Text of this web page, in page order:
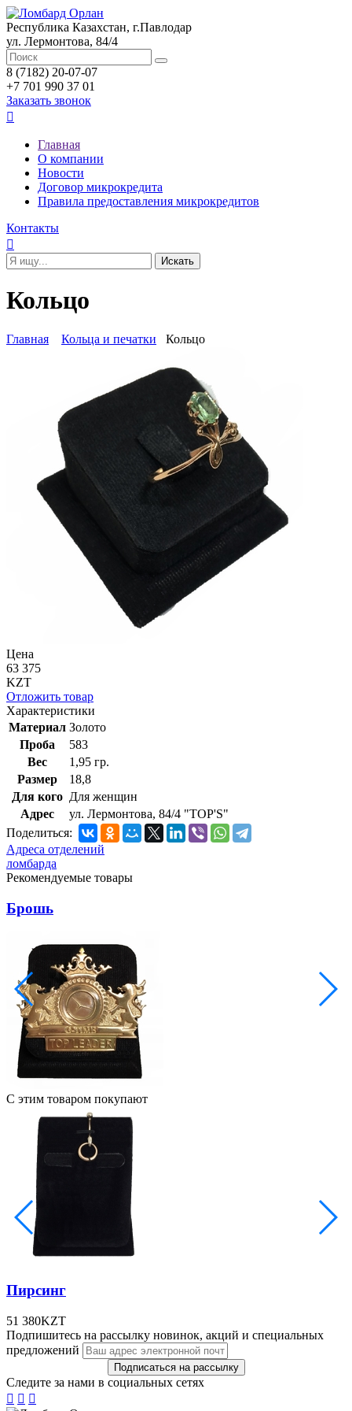
Республика Казахстан, г.Павлодар
ул. Лермонтова, 84/4
8 (7182) 20-07-07
+7 701 990 37 01
Заказать звонок

Главная
О компании
Новости
Договор микрокредита
Правила предоставления микрокредитов
Контакты

Кольцо
Главная Кольца и печатки Кольцо
Цена
63 375
KZT
Отложить товар
Характеристики
Материал Золото
Проба
583
Вес
1,95 гр.
Размер
18,8
Для кого Для женщин
Адрес
ул. Лермонтова, 84/4 "TOP'S"
Поделиться:
Адреса отделений
ломбарда
Рекомендуемые товары
Брошь
С этим товаром покупают
Пирсинг
51 380KZT
Подпишитесь на рассылку новинок, акций и специальных
предложений
Следите за нами в социальных сетях
  